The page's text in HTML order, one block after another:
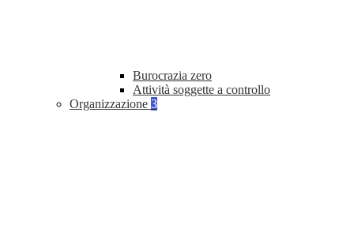
Burocrazia zero
Attività soggette a controllo
Organizzazione 3